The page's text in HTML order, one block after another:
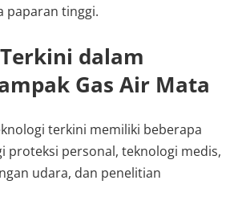
paparan tinggi.
dalam
Gas Air Mata
terkini memiliki beberapa
proteksi personal, teknologi medis,
udara, dan penelitian